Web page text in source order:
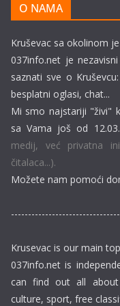
O NAMA
Kruševac sa okolinom
037info.net je
saznati sve o
besplatni oglasi, chat...
Mi smo najstariji "živi"
sa Vama još od
medij, već privatna
čitalaca...).
Možete nam pomoći
Krusevac is our main
037info.net is
can find out all about
culture, sport, free